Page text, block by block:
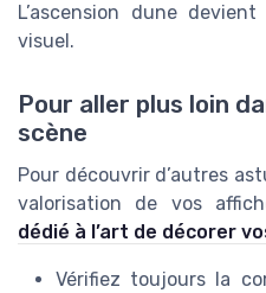
L’ascension dune
visuel.
Pour aller plus loin
scène
Pour découvrir d’autres
valorisation de vos
dédié à l’art de décorer
Vérifiez toujours la